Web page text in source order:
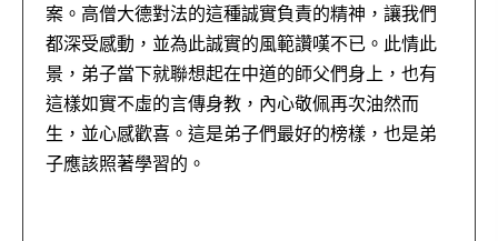
案。高僧大德對法的這種誠實負責的精神，讓我們
都深受感動，並為此誠實的風範讚嘆不已。此情此
景，弟子當下就聯想起在中道的師父們身上，也有
這樣如實不虛的言傳身教，內心敬佩再次油然而
生，並心感歡喜。這是弟子們最好的榜樣，也是弟
子應該照著學習的。